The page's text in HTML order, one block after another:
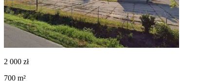
2 000 zł
700 m²